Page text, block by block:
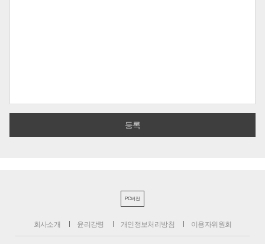
PC버전
회사소개 윤리강령 개인정보처리방침 이용자위원회